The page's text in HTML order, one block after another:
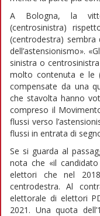
A Bologna, la
(centrosinistra)
(centrodestra)
dell’astensionismo».
sinistra o
molto contenuta e le
compensate da una
che stavolta hanno
compreso il
flussi verso
flussi in entrata di
Se si guarda al
nota che «il
elettori che nel
centrodestra. Al
elettorale di elettori
2021. Una quota